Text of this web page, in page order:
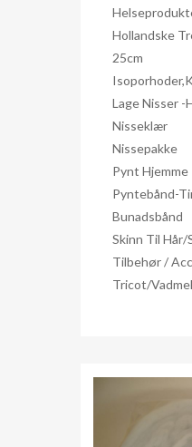
Hollandske
25cm
Lage Nisser -
Nisseklær
Nissepakke
Pynt
Pyntebånd-
Bunadsbånd
Skinn Til Hår/
Tilbehør /
Tricot/